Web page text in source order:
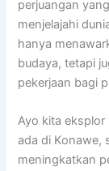
perjuangan
menjelajahi
hanya
budaya, tetapi
pekerjaan bagi
Ayo kita eksplor
ada di Konawe,
meningkatkan